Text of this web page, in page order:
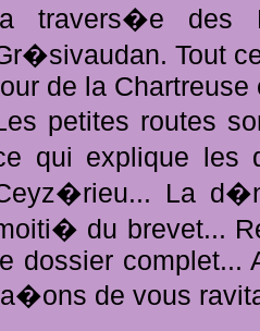
travers�e des
Tout
de la
petites routes
qui explique les
La
du brevet...
dossier complet...
de vous